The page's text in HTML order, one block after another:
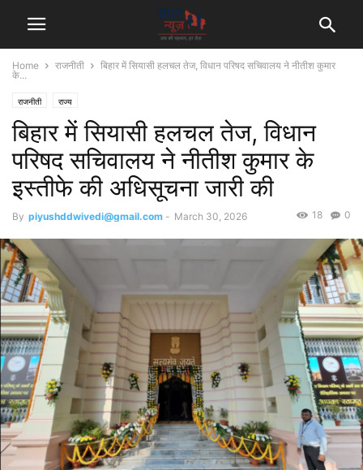
Home राजनीती
बिहार में सियासी हलचल तेज, विधान परिषद सचिवालय ने नीतीश कुमार
के...
राजनीती राज्य
बिहार में सियासी हलचल तेज, विधान
परिषद सचिवालय ने नीतीश कुमार के
इस्तीफे की अधिसूचना जारी की
By piyushddwivedi@gmail.com - March 30, 2026 0
18